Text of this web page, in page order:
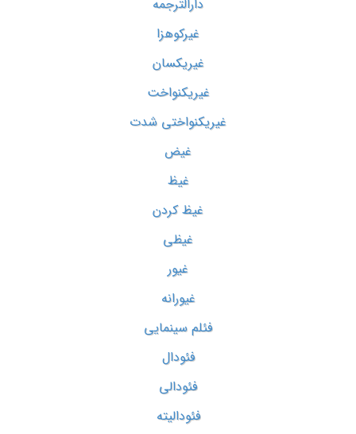
دارالترجمه
غیرکوهزا
غیریکسان
غیریکنواخت
غیریکنواختی شدت
غیض
غیظ
غیظ کردن
غیظی
غیور
غیورانه
فئلم سینمایی
فئودال
فئودالی
فئودالیته